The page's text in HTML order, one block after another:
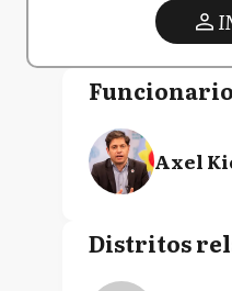
Axel
Distritos